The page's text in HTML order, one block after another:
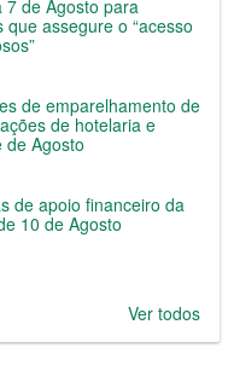
7 de Agosto para
assegure o “acesso
de emparelhamento de
de hotelaria e
de Agosto
de apoio financeiro da
10 de Agosto
Ver todos